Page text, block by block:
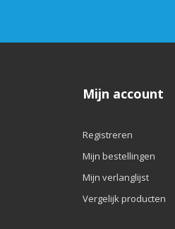
Mijn account
Registreren
Mijn bestellingen
Mijn verlanglijst
Vergelijk producten